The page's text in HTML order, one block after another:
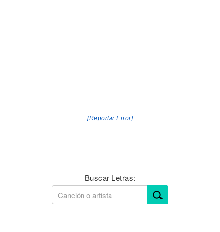
[Reportar Error]
Buscar Letras: